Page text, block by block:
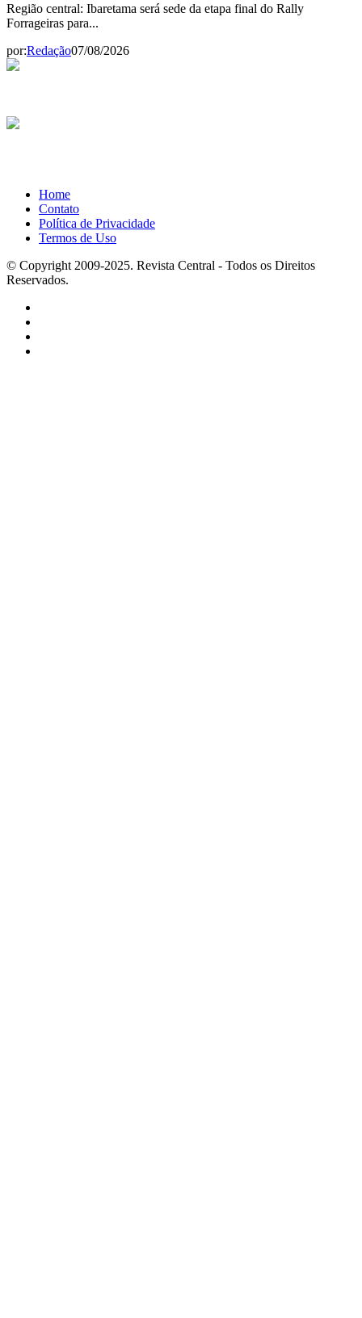
Região central: Ibaretama será sede da etapa final do Rally
Forrageiras para...
por:Redação07/08/2026
Home
Contato
Política de Privacidade
Termos de Uso
© Copyright 2009-2025. Revista Central - Todos os Direitos
Reservados.